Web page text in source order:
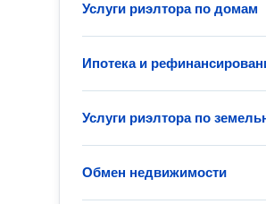
Услуги риэлтора по домам
Ипотека и
Услуги риэлтора по
Обмен недвижимости